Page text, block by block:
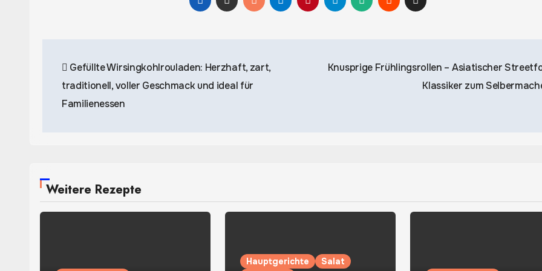
Gefüllte Wirsingkohlrouladen: Herzhaft, zart,
traditionell, voller Geschmack und ideal für
Familienessen
Knusprige Frühlingsrollen – Asiatischer
Klassiker zum
Weitere Rezepte
Hauptgerichte
Salat